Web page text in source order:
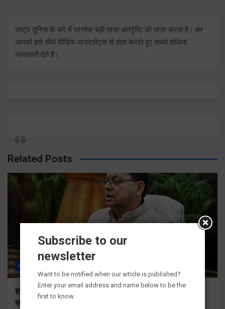
राष्ट्र दुनिया के बारे में प्रत्येक बड़ी ताजा अंतर्दृष्टि को ताज़ा करता है। हम
आपको इसे सीधे मीडिया आउटलेट्स से ज्ञात कराते हुए सबसे हालिया
जानकारी देते हैं।
Related Posts
राज्य
श्रद्धा, सुरक्षा और सुगमता के उत्कृष्ट समन्वय से सफलतापूर्वक
संचालित हो रही कांवड़ यात्रा
Subscribe to our
newsletter
Want to be notified when our article is published?
Enter your email address and name below to be the
first to know.